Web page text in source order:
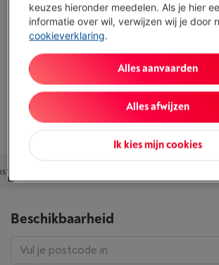
Geen draadloos opladen, enkel via
Toon alle specificaties
Bestaat ook in andere kleuren
en Garantie
Beschikbaarheid
keuzes hieronder meedelen. Als je hier
informatie over wil, verwijzen wij je door
cookieverklaring.
Ik kies mijn cookies
Alles afwijzen
Alles aanvaarden